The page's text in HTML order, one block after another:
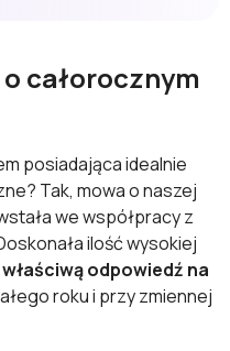
całorocznym
posiadająca idealnie
Tak, mowa o naszej
we współpracy z
ilość wysokiej
odpowiedź na
roku i przy zmiennej